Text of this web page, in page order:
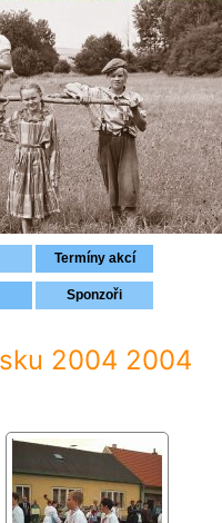
Přihlášení
Termíny akcí
Sponzoři
2004 2004